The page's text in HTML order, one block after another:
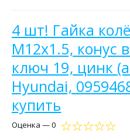
4 шт! Гайка
М12х1.5, конус
ключ 19, цинк
Hyundai,
купить
Оценка — 0